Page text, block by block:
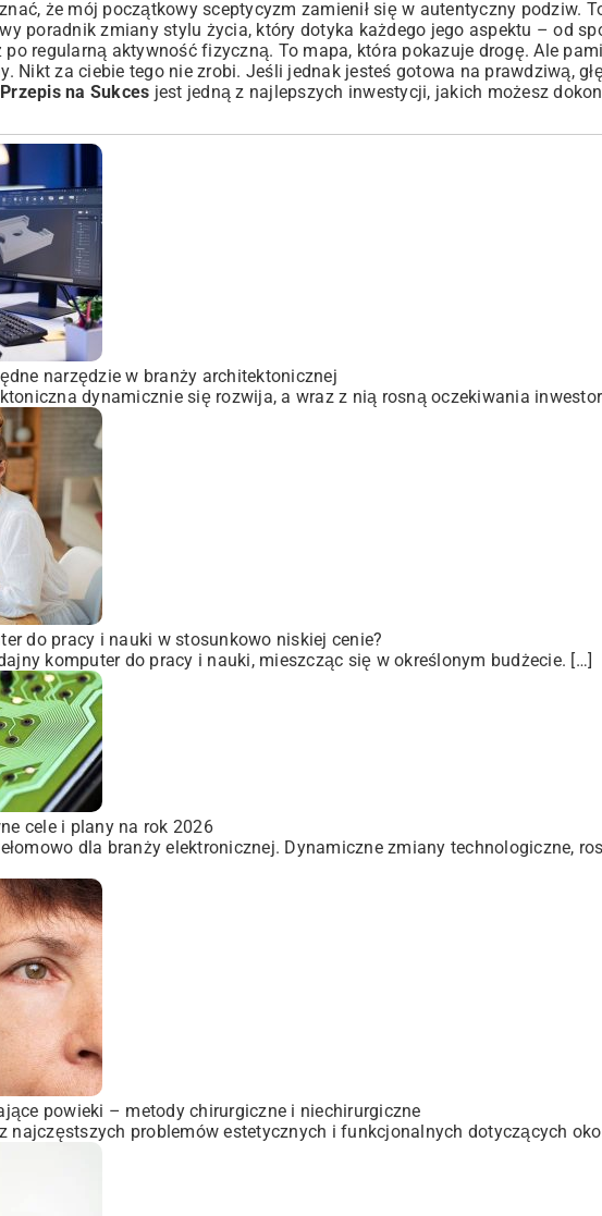
że mój początkowy sceptycyzm zamienił się w autentyczny podziw.
poradnik zmiany stylu życia, który dotyka każdego jego aspektu – od
po regularną aktywność fizyczną. To mapa, która pokazuje drogę. Ale
Nikt za ciebie tego nie zrobi. Jeśli jednak jesteś gotowa na prawdziwą,
na Sukces jest jedną z najlepszych inwestycji, jakich możesz
narzędzie w branży architektonicznej
dynamicznie się rozwija, a wraz z nią rosną oczekiwania
do pracy i nauki w stosunkowo niskiej cenie?
komputer do pracy i nauki, mieszcząc się w określonym budżecie. […]
cele i plany na rok 2026
dla branży elektronicznej. Dynamiczne zmiany technologiczne,
powieki – metody chirurgiczne i niechirurgiczne
najczęstszych problemów estetycznych i funkcjonalnych dotyczących